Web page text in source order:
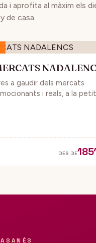
i aprofita al màxim els
de casa.
a gaudir dels mercats
i reals, a la
DES DE